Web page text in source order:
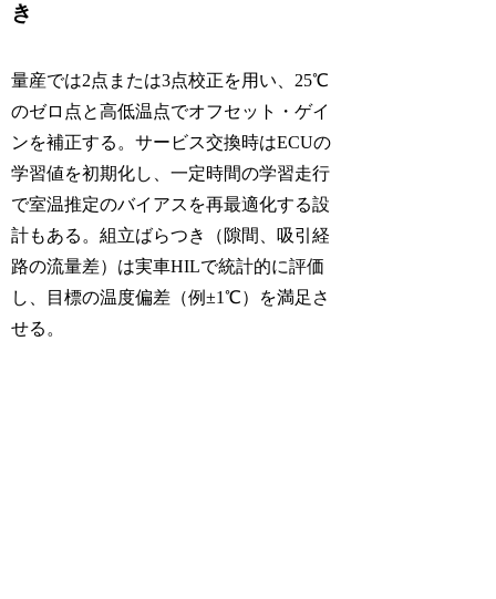
き
量産では2点または3点校正を用い、25℃
のゼロ点と高低温点でオフセット・ゲイ
ンを補正する。サービス交換時はECUの
学習値を初期化し、一定時間の学習走行
で室温推定のバイアスを再最適化する設
計もある。組立ばらつき（隙間、吸引経
路の流量差）は実車HILで統計的に評価
し、目標の温度偏差（例±1℃）を満足さ
せる。